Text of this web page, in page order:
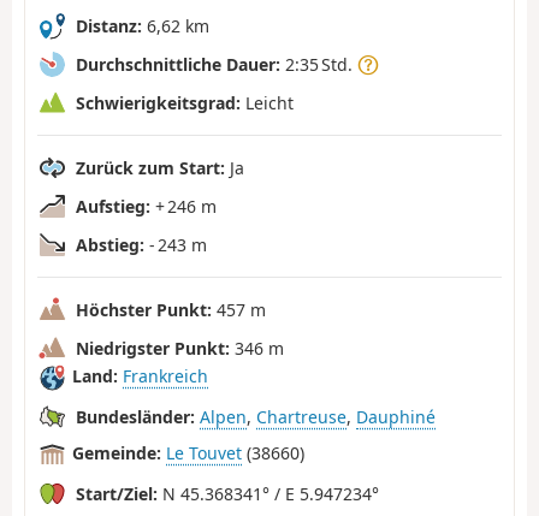
Distanz: 6,62 km
Durchschnittliche Dauer: 2:35 Std.
Schwierigkeitsgrad: Leicht
Zurück zum Start: Ja
Aufstieg: + 246 m
Abstieg: - 243 m
Höchster Punkt: 457 m
Niedrigster Punkt: 346 m
Land: Frankreich
Bundesländer: Alpen, Chartreuse, Dauphiné
Gemeinde: Le Touvet (38660)
Start/Ziel: N 45.368341° / E 5.947234°